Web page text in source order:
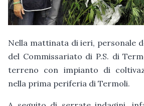
Nella mattinata di ieri, personale
del Commissariato di P.S. di
terreno con impianto di
nella prima periferia di Termoli.